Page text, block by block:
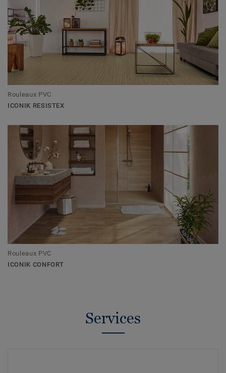
Rouleaux PVC
ICONIK RESISTEX
Rouleaux PVC
ICONIK CONFORT
Services